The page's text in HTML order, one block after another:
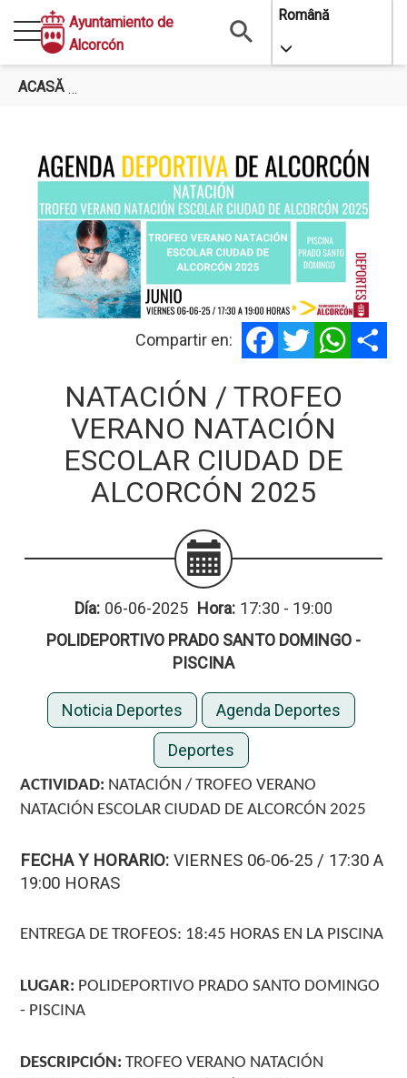
conţinutul
principal
Ayuntamiento de
Alcorcón
Română
Toggle
ACASĂ
Compartir en:
Facebook
Twitter
NATACIÓN / TROFEO
VERANO NATACIÓN
ESCOLAR CIUDAD DE
ALCORCÓN 2025
Día: 06-06-2025 Hora: 17:30 - 19:00
POLIDEPORTIVO PRADO SANTO DOMINGO -
PISCINA
Noticia Deportes Agenda Deportes
Deportes
ACTIVIDAD: NATACIÓN / TROFEO VERANO
NATACIÓN ESCOLAR CIUDAD DE ALCORCÓN 2025
FECHA Y HORARIO:VIERNES 06-06-25 / 17:30 A
19:00 HORAS
ENTREGA DE TROFEOS: 18:45 HORAS EN LA PISCINA
LUGAR: POLIDEPORTIVO PRADO SANTO DOMINGO
- PISCINA
DESCRIPCIÓN:TROFEO VERANO NATACIÓN